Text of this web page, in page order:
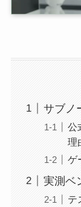
サブノ
公
理
ゲ
実測ベ
テ